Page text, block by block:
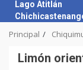
Lago Atitlán
Principal
Limón